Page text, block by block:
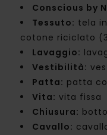
Conscious by
Tessuto: tela
cotone riciclato
Lavaggio:
Vestibilità:
Patta: patta
Vita: vita fissa
Chiusura:
Cavallo: